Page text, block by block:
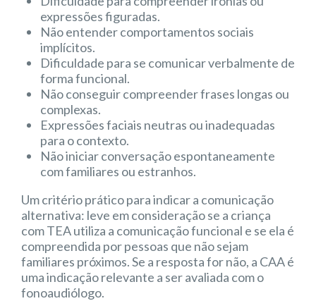
expressões figuradas.
Não entender comportamentos sociais
implícitos.
Dificuldade para se comunicar verbalmente de
forma funcional.
Não conseguir compreender frases longas ou
complexas.
Expressões faciais neutras ou inadequadas
para o contexto.
Não iniciar conversação espontaneamente
com familiares ou estranhos.
Um critério prático para indicar a comunicação
alternativa: leve em consideração se a criança
com TEA utiliza a comunicação funcional e se ela é
compreendida por pessoas que não sejam
familiares próximos. Se a resposta for não, a CAA é
uma indicação relevante a ser avaliada com o
fonoaudiólogo.